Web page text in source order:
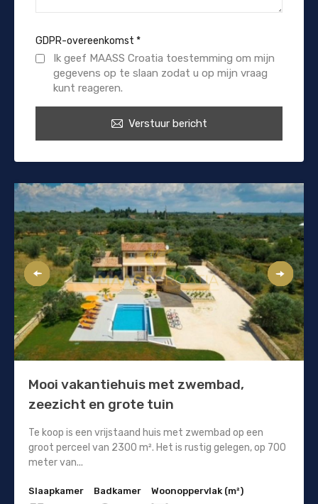
GDPR-overeenkomst *
Ik geef MAASS Croatia toestemming om mijn
gegevens op te slaan zodat u op mijn vraag
kunt reageren.
Verstuur bericht
Mooi vakantiehuis met zwembad,
zeezicht en grote tuin
Te koop is een vrijstaand huis met zwembad op een
groot perceel van 2300 m². Het is rustig gelegen, op 700
meter van...
Slaapkamer
Badkamer
Woonoppervlak (m²)